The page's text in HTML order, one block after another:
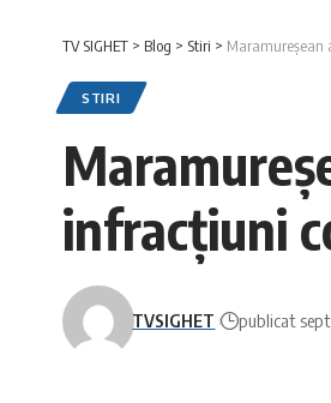
TV SIGHET > Blog > Stiri > Maramureșean
STIRI
infracțiuni
TVSIGHET publicat